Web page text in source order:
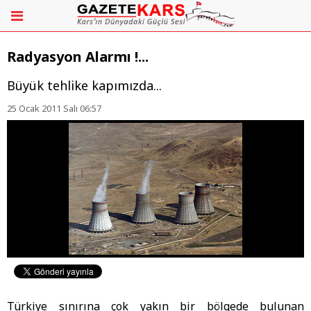
Radyasyon Alarmı !...
Büyük tehlike kapımızda...
25 Ocak 2011 Salı 06:57
Türkiye sınırına çok yakın bir bölgede bulunan